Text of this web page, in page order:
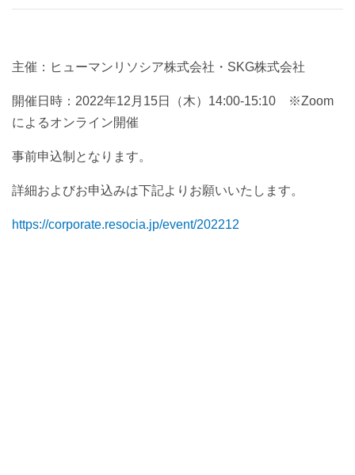
主催：ヒューマンリソシア株式会社・SKG株式会社
開催日時：2022年12月15日（木）14:00-15:10 ※Zoom
によるオンライン開催
事前申込制となります。
詳細およびお申込みは下記よりお願いいたします。
https://corporate.resocia.jp/event/202212